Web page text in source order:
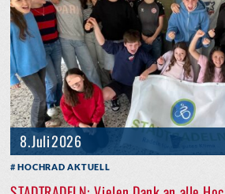
8. Juli 2026
HOCHRAD AKTUELL